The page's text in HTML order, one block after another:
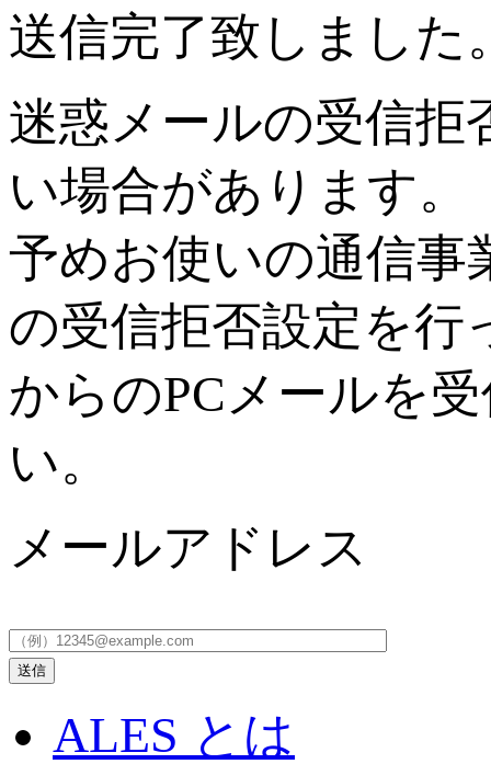
送信完了致しました
迷惑メールの受信拒
い場合があります。
予めお使いの通信事
の受信拒否設定を行
からのPCメールを
い。
メールアドレス
ALES とは